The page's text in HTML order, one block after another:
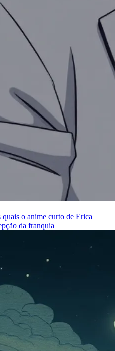
o anime curto de Erica
da franquia